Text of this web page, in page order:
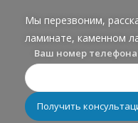
Мы перезвоним,
ламинате, каменном
Ваш номер телефона